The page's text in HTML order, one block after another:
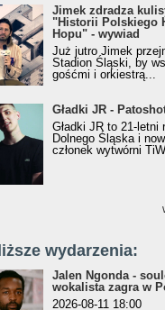
zdradza kulisy
Hip-Hopu" -
Jimek zdradza
"Historii Polskiego
Hopu" - wywiad
Już jutro Jimek
Stadion Śląski, by
gośćmi i orkiestrą...
JR - Patoshot
Gładki JR -
Gładki JR to 21-letni
Dolnego Śląska i
członek wytwórni
wydarzenia:
Jalen Ngonda -
wokalista zagra w
2026-08-11 18:00